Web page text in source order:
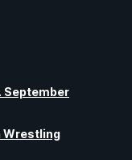
September
Wrestling